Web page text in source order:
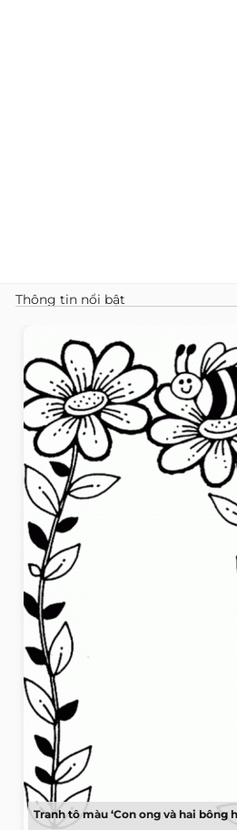
Thông tin nổi bật
Tranh tô màu ‘Con ong và hai bông